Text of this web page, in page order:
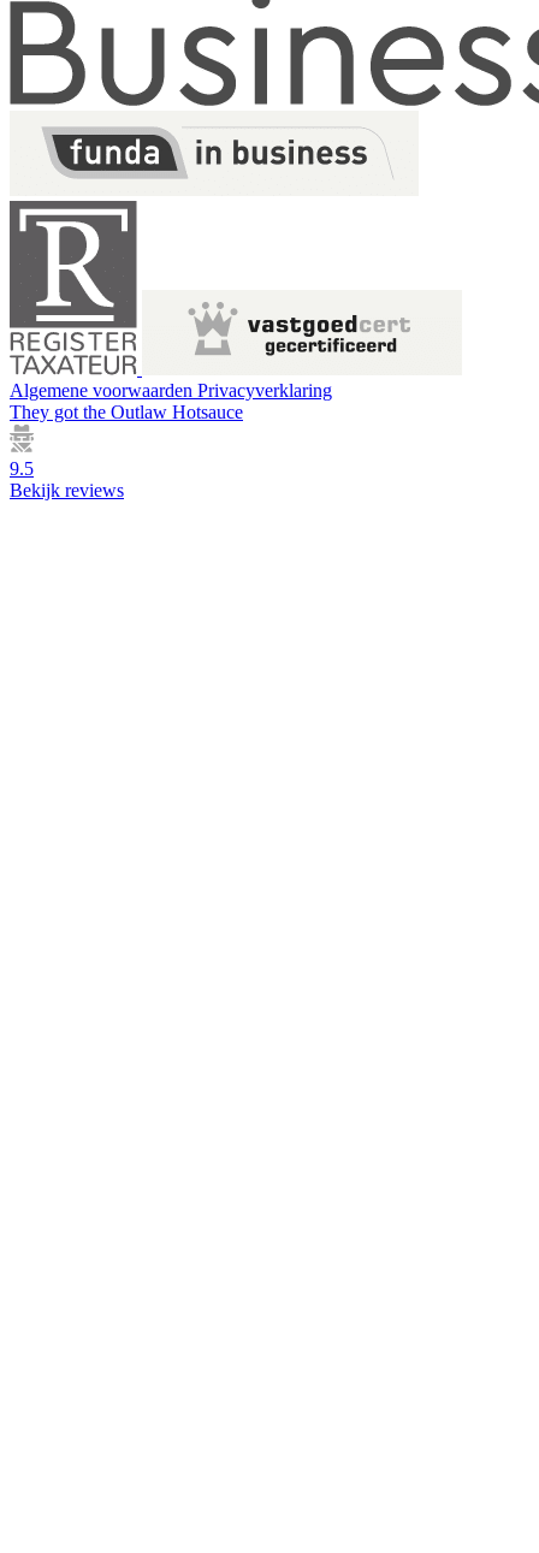
Algemene voorwaarden Privacyverklaring
They got the Outlaw Hotsauce
9.5
Bekijk reviews